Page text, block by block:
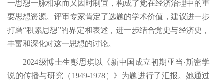
一思想一脉相承而又因时制宜，构成了党在经济治理中的重
要思想资源。评审专家肯定了选题的学术价值，建议进一步
打磨“积累思想”的界定和表述，进一步结合党史与经济史，
丰富和深化对这一思想的讨论。
2024级博士生彭思琪以《新中国成立初期亚当·斯密学
说的传播与研究（1949-1978）》为题进行了汇报。她通过